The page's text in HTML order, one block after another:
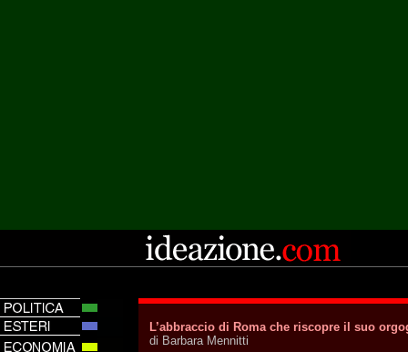
L’abbraccio di Roma che riscopre il suo
di Barbara Mennitti